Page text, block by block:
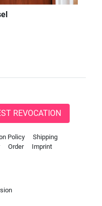
REVOCATION
Policy
Shipping
Order
Imprint